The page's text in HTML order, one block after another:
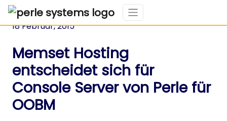
18 Februar, 2015
Memset Hosting
entscheidet sich für
Console Server von Perle für
OOBM